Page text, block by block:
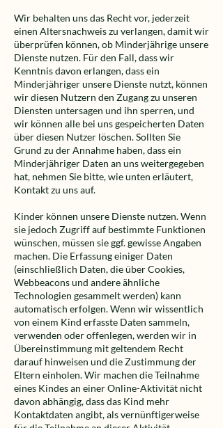
Wir behalten uns das Recht vor, jederzeit
einen Altersnachweis zu verlangen, damit wir
überprüfen können, ob Minderjährige unsere
Dienste nutzen. Für den Fall, dass wir
Kenntnis davon erlangen, dass ein
Minderjähriger unsere Dienste nutzt, können
wir diesen Nutzern den Zugang zu unseren
Diensten untersagen und ihn sperren, und
wir können alle bei uns gespeicherten Daten
über diesen Nutzer löschen. Sollten Sie
Grund zu der Annahme haben, dass ein
Minderjähriger Daten an uns weitergegeben
hat, nehmen Sie bitte, wie unten erläutert,
Kontakt zu uns auf.
Kinder können unsere Dienste nutzen. Wenn
sie jedoch Zugriff auf bestimmte Funktionen
wünschen, müssen sie ggf. gewisse Angaben
machen. Die Erfassung einiger Daten
(einschließlich Daten, die über Cookies,
Webbeacons und andere ähnliche
Technologien gesammelt werden) kann
automatisch erfolgen. Wenn wir wissentlich
von einem Kind erfasste Daten sammeln,
verwenden oder offenlegen, werden wir in
Übereinstimmung mit geltendem Recht
darauf hinweisen und die Zustimmung der
Eltern einholen. Wir machen die Teilnahme
eines Kindes an einer Online-Aktivität nicht
davon abhängig, dass das Kind mehr
Kontaktdaten angibt, als vernünftigerweise